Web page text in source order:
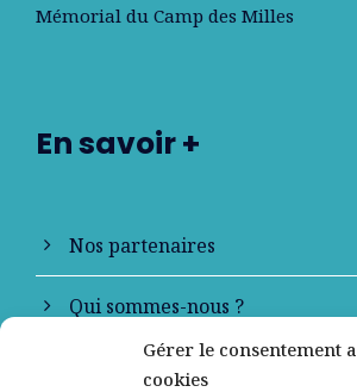
Gérer le consentement
cookies
Mémorial du Camp des Milles
En savoir +
Nos partenaires
Qui sommes-nous ?
Contactez-nous